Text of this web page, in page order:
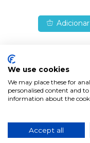
-73%
TETO DO TETO
AJUSTÁVEL C/
We use cookies
We may place these for
personalised content and
information about the
Accept all